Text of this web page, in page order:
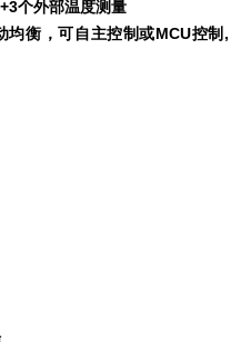
个外部温度测量
均衡，可自主控制或MCU控制,